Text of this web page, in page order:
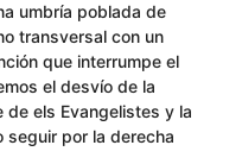
umbría poblada de
transversal con un
que interrumpe el
el desvío de la
de els Evangelistes y la
seguir por la derecha